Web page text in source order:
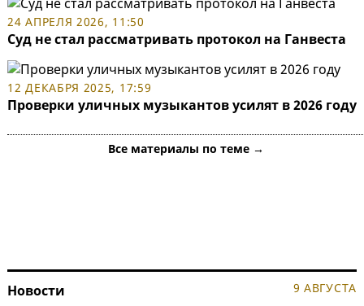
24 АПРЕЛЯ 2026, 11:50
Суд не стал рассматривать протокол на Ганвеста
12 ДЕКАБРЯ 2025, 17:59
Проверки уличных музыкантов усилят в 2026 году
Все материалы по теме →
Новости 9 АВГУСТА